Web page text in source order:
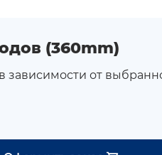
(360mm)
зависимости от